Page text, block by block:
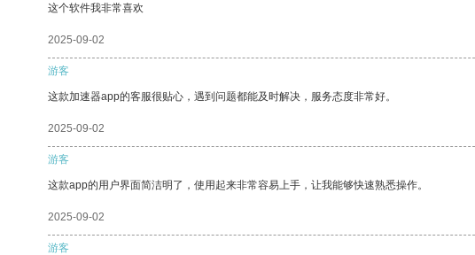
这个软件我非常喜欢
2025-09-02
游客
这款加速器app的客服很贴心，遇到问题都能及时解决，服务态度非常好。
2025-09-02
游客
这款app的用户界面简洁明了，使用起来非常容易上手，让我能够快速熟悉操作。
2025-09-02
游客